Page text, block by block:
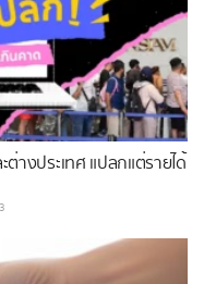
างประเทศ แปลกแต่รายได้